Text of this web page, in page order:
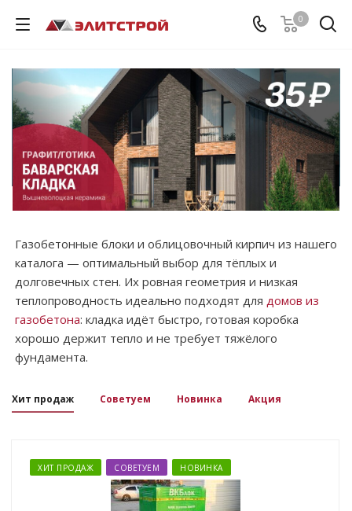
0
Газобетонные блоки и облицовочный кирпич из нашего
каталога — оптимальный выбор для тёплых и
долговечных стен. Их ровная геометрия и низкая
теплопроводность идеально подходят для домов из
газобетона: кладка идёт быстро, готовая коробка
хорошо держит тепло и не требует тяжёлого
фундамента.
Хит продаж Советуем Новинка Акция
ХИТ ПРОДАЖ СОВЕТУЕМ НОВИНКА